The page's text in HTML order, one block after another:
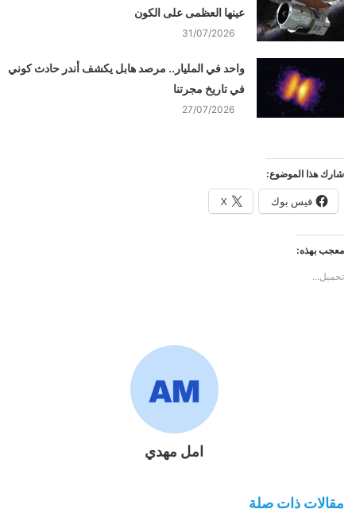
عينها العظمى على الكون
31/07/2026
واحد في المليار.. مرصد هابل يكشف أندر حادث كوني
في تاريخ مجرتنا
27/07/2026
شارك هذا الموضوع:
فيس بوك X
معجب بهذه:
تحميل...
امل مهدي
مقالات ذات صلة